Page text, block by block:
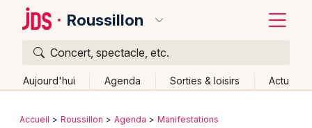
Roussillon
Concert, spectacle, etc.
Aujourd'hui Agenda Sorties & loisirs Actu
Publier un événement
Retour
Accueil Roussillon Agenda Manifestations
Quoi ?
Où ?